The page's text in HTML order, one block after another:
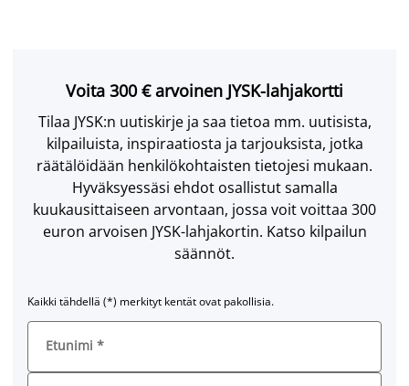
Voita 300 € arvoinen JYSK-lahjakortti
Tilaa JYSK:n uutiskirje ja saa tietoa mm. uutisista,
kilpailuista, inspiraatiosta ja tarjouksista, jotka
räätälöidään henkilökohtaisten tietojesi mukaan.
Hyväksyessäsi ehdot osallistut samalla
kuukausittaiseen arvontaan, jossa voit voittaa 300
euron arvoisen JYSK-lahjakortin. Katso kilpailun
säännöt.
Kaikki tähdellä (*) merkityt kentät ovat pakollisia.
Etunimi *